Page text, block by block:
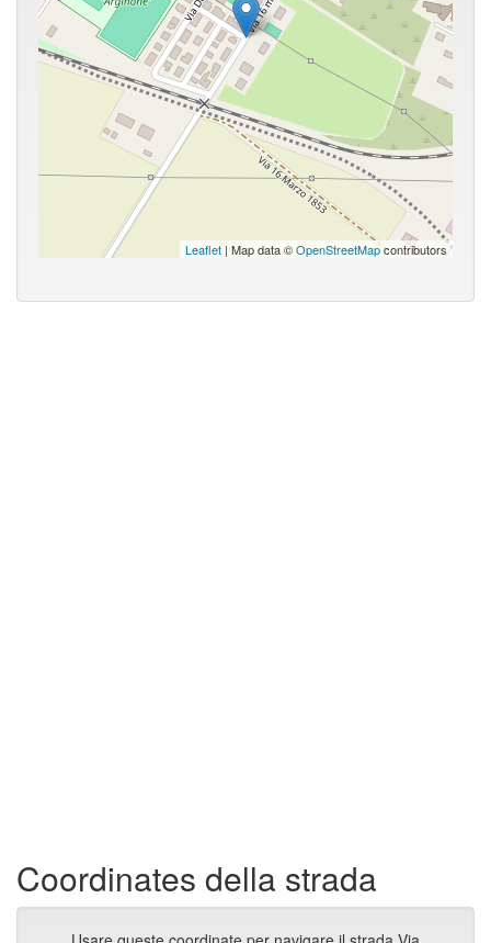
Leaflet | Map data ©OpenStreetMapcontributors
Coordinates della strada